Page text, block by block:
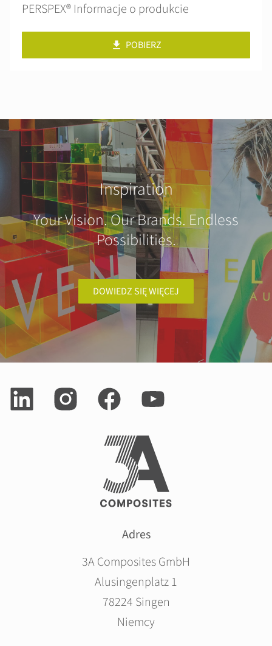
PERSPEX® Informacje o produkcie
POBIERZ
Inspiration
Your Vision. Our Brands. Endless
Possibilities.
DOWIEDZ SIĘ WIĘCEJ
Adres
3A Composites GmbH
Alusingenplatz 1
78224 Singen
Niemcy